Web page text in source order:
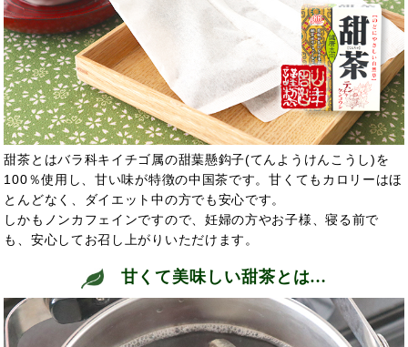
甜茶とはバラ科キイチゴ属の甜葉懸鈎子(てんようけんこうし)を
100％使用し、甘い味が特徴の中国茶です。甘くてもカロリーはほ
とんどなく、ダイエット中の方でも安心です。
しかもノンカフェインですので、妊婦の方やお子様、寝る前で
も、安心してお召し上がりいただけます。
甘くて美味しい甜茶とは…